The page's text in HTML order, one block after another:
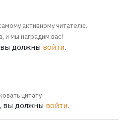
активному читателю.
и мы наградим вас!
должны войти.
цитату
вы должны войти.